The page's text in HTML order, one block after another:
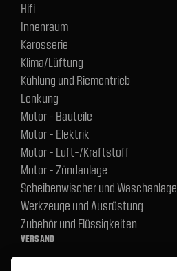
Hifi
Innenraum
Karosserie
Klima/Lüftung
Kühlung und Riementrieb
Lenkung
Motor - Bauteile
Motor - Elektrik
Motor - Luft-/Kraftstoff
Motor - Zündanlage
Scheibenwischer und Waschanlage
Werkzeuge und Ausrüstung
Zubehör und Flüssigkeiten
VERSAND